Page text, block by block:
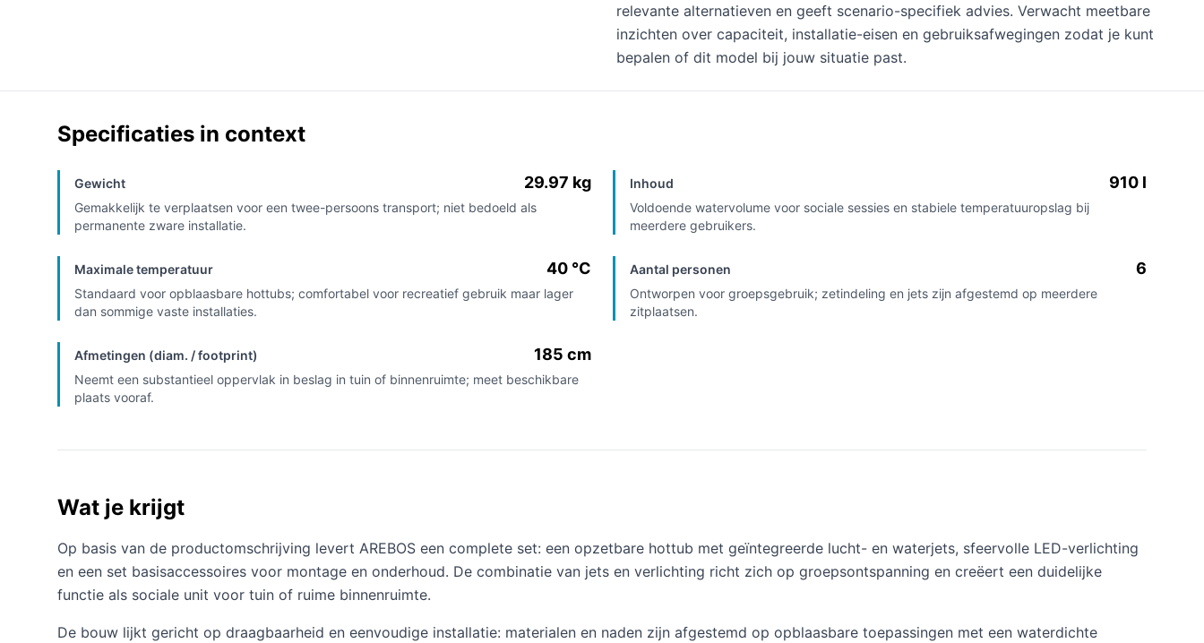
relevante alternatieven en geeft scenario-specifiek advies. Verwacht meetbare
inzichten over capaciteit, installatie-eisen en gebruiksafwegingen zodat je kunt
bepalen of dit model bij jouw situatie past.
Specificaties in context
Gewicht 29.97 kg
Gemakkelijk te verplaatsen voor een twee-persoons transport; niet bedoeld als
permanente zware installatie.
Inhoud 910 l
Voldoende watervolume voor sociale sessies en stabiele temperatuuropslag bij
meerdere gebruikers.
Maximale temperatuur 40 °C
Standaard voor opblaasbare hottubs; comfortabel voor recreatief gebruik maar lager
dan sommige vaste installaties.
Aantal personen 6
Ontworpen voor groepsgebruik; zetindeling en jets zijn afgestemd op meerdere
zitplaatsen.
Afmetingen (diam. / footprint) 185 cm
Neemt een substantieel oppervlak in beslag in tuin of binnenruimte; meet beschikbare
plaats vooraf.
Wat je krijgt
Op basis van de productomschrijving levert AREBOS een complete set: een opzetbare hottub met geïntegreerde lucht- en waterjets, sfeervolle LED-verlichting
en een set basisaccessoires voor montage en onderhoud. De combinatie van jets en verlichting richt zich op groepsontspanning en creëert een duidelijke
functie als sociale unit voor tuin of ruime binnenruimte.
De bouw lijkt gericht op draagbaarheid en eenvoudige installatie: materialen en naden zijn afgestemd op opblaasbare toepassingen met een waterdichte